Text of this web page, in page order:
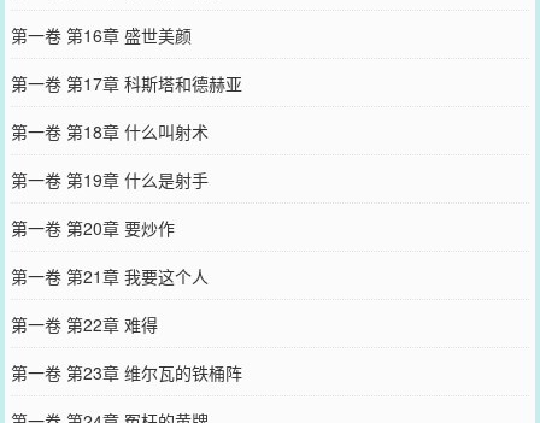
第一卷 第16章 盛世美颜
第一卷 第17章 科斯塔和德赫亚
第一卷 第18章 什么叫射术
第一卷 第19章 什么是射手
第一卷 第20章 要炒作
第一卷 第21章 我要这个人
第一卷 第22章 难得
第一卷 第23章 维尔瓦的铁桶阵